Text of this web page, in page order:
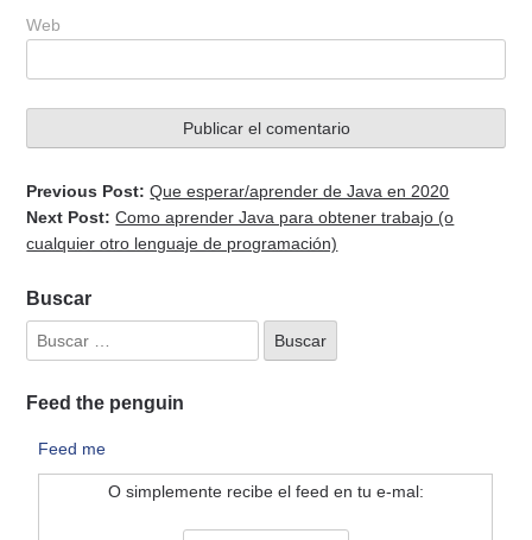
Web
Previous Post:Que esperar/aprender de Java en 2020
Next Post:Como aprender Java para obtener trabajo (o
cualquier otro lenguaje de programación)
Buscar
Feed the penguin
Feed me
O simplemente recibe el feed en tu e-mal: